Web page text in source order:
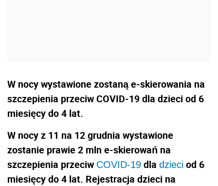
W nocy wystawione zostaną e-skierowania na
szczepienia przeciw COVID-19 dla dzieci od 6
miesięcy do 4 lat.
W nocy z 11 na 12 grudnia wystawione
zostanie prawie 2 mln e-skierowań na
szczepienia przeciw COVID-19 dla dzieci od 6
miesięcy do 4 lat. Rejestracja dzieci na